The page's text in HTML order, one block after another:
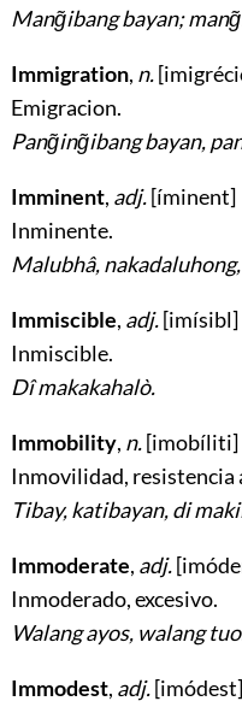
Mang̃ibang bayan;
Immigration, n.
Emigracion.
Pang̃ing̃ibang bayan,
Imminent, adj.[íminent]
Inminente.
Malubhâ,
Immiscible, adj.[imísibl]
Inmiscible.
Dî makakahalò.
Immobility, n.[imobíliti]
Inmovilidad,
Tibay, katibayan, di
Immoderate, adj.
Inmoderado, excesivo.
Walang ayos, walang
Immodest, adj.[imódest]